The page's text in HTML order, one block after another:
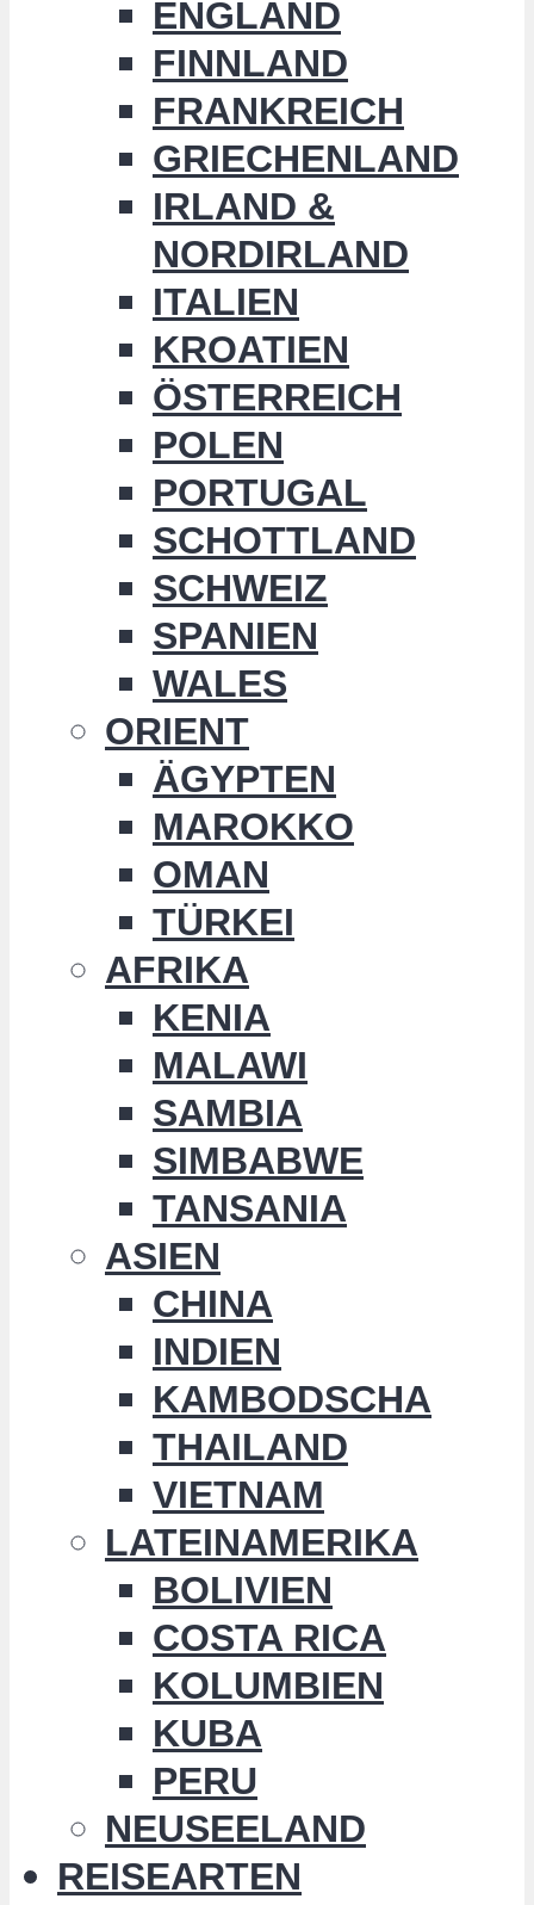
ENGLAND
FINNLAND
FRANKREICH
GRIECHENLAND
IRLAND &
NORDIRLAND
ITALIEN
KROATIEN
ÖSTERREICH
POLEN
PORTUGAL
SCHOTTLAND
SCHWEIZ
SPANIEN
WALES
ORIENT
ÄGYPTEN
MAROKKO
OMAN
TÜRKEI
AFRIKA
KENIA
MALAWI
SAMBIA
SIMBABWE
TANSANIA
ASIEN
CHINA
INDIEN
KAMBODSCHA
THAILAND
VIETNAM
LATEINAMERIKA
BOLIVIEN
COSTA RICA
KOLUMBIEN
KUBA
PERU
NEUSEELAND
REISEARTEN